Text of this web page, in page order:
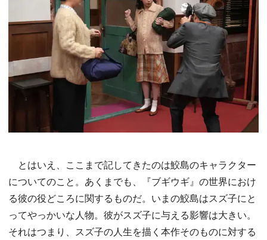
とはいえ、ここまで記してきたのは鮫島のキャラクター
についてのこと。あくまでも、『ブギウギ』の世界におけ
る彼の役どころに関するものだ。いまの鮫島はスズ子にと
ってやっかいな人物。彼がスズ子に与える影響は大きい。
それはつまり、スズ子の人生を描く本作そのものに対する